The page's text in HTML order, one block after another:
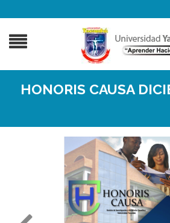
HONORIS CAUSA